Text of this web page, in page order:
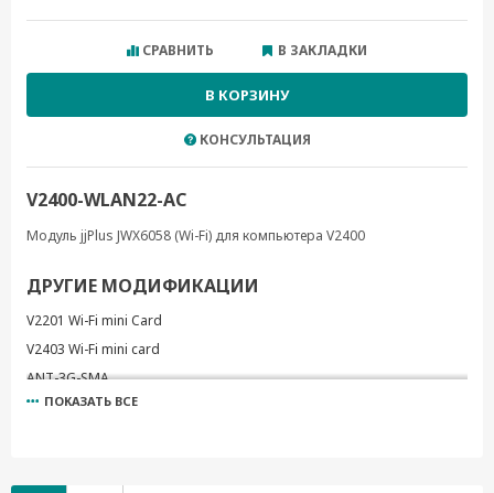
СРАВНИТЬ В ЗАКЛАДКИ
В КОРЗИНУ
КОНСУЛЬТАЦИЯ
V2400-WLAN22-AC
Модуль jjPlus JWX6058 (Wi-Fi) для компьютера V2400
ДРУГИЕ МОДИФИКАЦИИ
V2201 Wi-Fi mini Card
V2403 Wi-Fi mini card
ANT-3G-SMA
V2400-LTECat4-EMEA
ПОКАЗАТЬ ВСЕ